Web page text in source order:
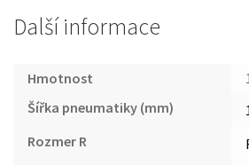
Další informace
Hmotnost
Šířka pneumatiky (mm)
Rozmer R